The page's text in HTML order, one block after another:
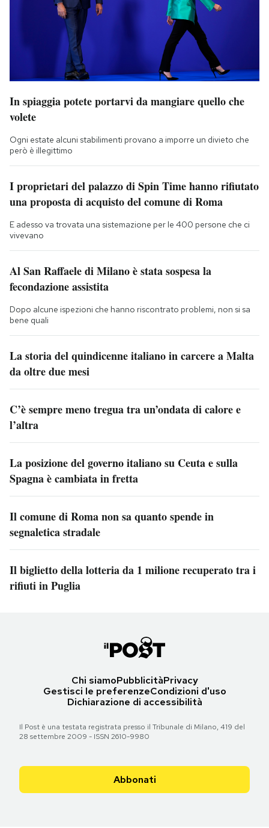
In spiaggia potete portarvi da mangiare quello che
volete
Ogni estate alcuni stabilimenti provano a imporre un divieto che
però è illegittimo
I proprietari del palazzo di Spin Time hanno rifiutato
una proposta di acquisto del comune di Roma
E adesso va trovata una sistemazione per le 400 persone che ci
vivevano
Al San Raffaele di Milano è stata sospesa la
fecondazione assistita
Dopo alcune ispezioni che hanno riscontrato problemi, non si sa
bene quali
La storia del quindicenne italiano in carcere a Malta
da oltre due mesi
C’è sempre meno tregua tra un’ondata di calore e
l’altra
La posizione del governo italiano su Ceuta e sulla
Spagna è cambiata in fretta
Il comune di Roma non sa quanto spende in
segnaletica stradale
Il biglietto della lotteria da 1 milione recuperato tra i
rifiuti in Puglia
Chi siamoPubblicitàPrivacy
Gestisci le preferenzeCondizioni d'uso
Dichiarazione di accessibilità
Il Post è una testata registrata presso il Tribunale di Milano, 419 del
28 settembre 2009 - ISSN 2610-9980
Abbonati